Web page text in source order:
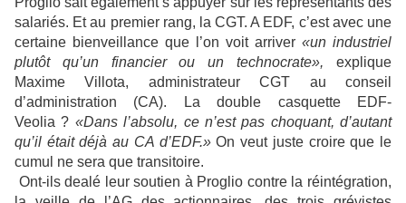
salariés. Et au premier rang, la CGT. A EDF, c’est avec une
certaine bienveillance que l’on voit arriver «un industriel
plutôt qu’un financier ou un technocrate», explique
Maxime Villota, administrateur CGT au conseil
d’administration (CA). La double casquette EDF-
Veolia ? «Dans l’absolu, ce n’est pas choquant, d’autant
qu’il était déjà au CA d’EDF.»On veut juste croire que le
cumul ne sera que transitoire.
Ont-ils dealé leur soutien à Proglio contre la réintégration,